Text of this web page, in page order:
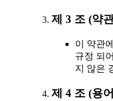
제 3 조 (약
이 약관
규정 되
지 않은
제 4 조 (용